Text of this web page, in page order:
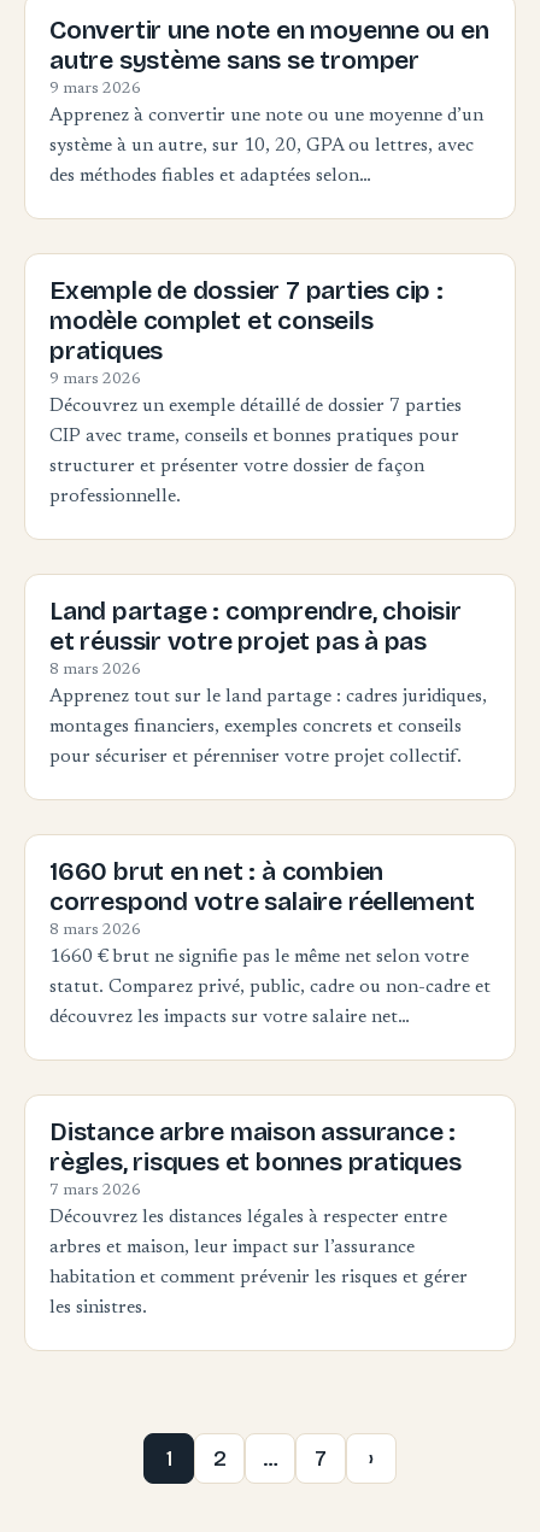
Convertir une note en moyenne ou en
autre système sans se tromper
9 mars 2026
Apprenez à convertir une note ou une moyenne d’un
système à un autre, sur 10, 20, GPA ou lettres, avec
des méthodes fiables et adaptées selon…
Exemple de dossier 7 parties cip :
modèle complet et conseils
pratiques
9 mars 2026
Découvrez un exemple détaillé de dossier 7 parties
CIP avec trame, conseils et bonnes pratiques pour
structurer et présenter votre dossier de façon
professionnelle.
Land partage : comprendre, choisir
et réussir votre projet pas à pas
8 mars 2026
Apprenez tout sur le land partage : cadres juridiques,
montages financiers, exemples concrets et conseils
pour sécuriser et pérenniser votre projet collectif.
1660 brut en net : à combien
correspond votre salaire réellement
8 mars 2026
1660 € brut ne signifie pas le même net selon votre
statut. Comparez privé, public, cadre ou non-cadre et
découvrez les impacts sur votre salaire net…
Distance arbre maison assurance :
règles, risques et bonnes pratiques
7 mars 2026
Découvrez les distances légales à respecter entre
arbres et maison, leur impact sur l’assurance
habitation et comment prévenir les risques et gérer
les sinistres.
1 2 … 7 ›